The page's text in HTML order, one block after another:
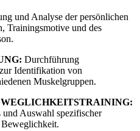
und Analyse der persönlichen
Trainingsmotive und des
Durchführung
Identifikation von
Muskelgruppen.
Auswahl spezifischer